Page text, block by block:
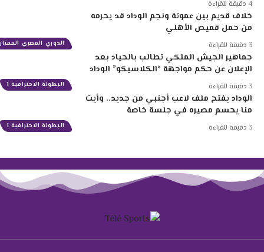
الدوري المصري الممتاز
خلاف قديم بين عموتة ونجم الوداد قد يحرمه
من حمل قميص الأهلي
البطولة الاحترافية 1
جماهير الجيش الملكي تطالب بالحياد بعد
الإعلان عن حكم مواجهة “الكلاسيكو” الوداد
البطولة الاحترافية 1
الوداد يفتح ملف لاعب أجنبي من جديد.. وأيت
منا يحسم مصيره في جلسة خاصة